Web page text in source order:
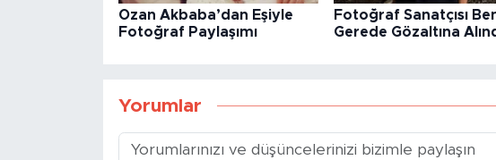
Ozan Akbaba’dan Eşiyle
Fotoğraf Paylaşımı
Fotoğraf Sanatçısı
Gerede Gözaltına
Yorumlar